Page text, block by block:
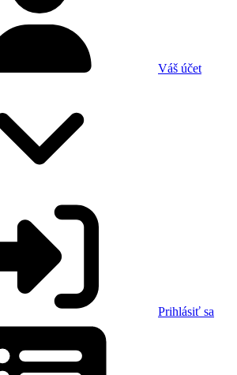
Váš účet
Prihlásiť sa